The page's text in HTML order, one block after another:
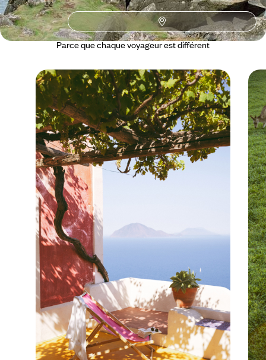
L'Irlande selonvos envies
Parce que chaque voyageur est différent